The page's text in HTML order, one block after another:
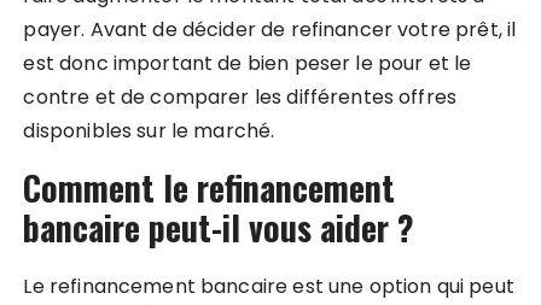
payer. Avant de décider de refinancer votre prêt, il
est donc important de bien peser le pour et le
contre et de comparer les différentes offres
disponibles sur le marché.
Comment le refinancement
bancaire peut-il vous aider ?
Le refinancement bancaire est une option qui peut